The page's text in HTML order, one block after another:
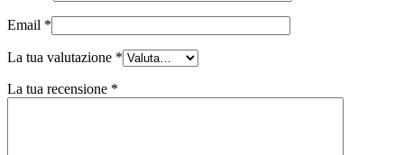
Email *
La tua valutazione *
La tua recensione *